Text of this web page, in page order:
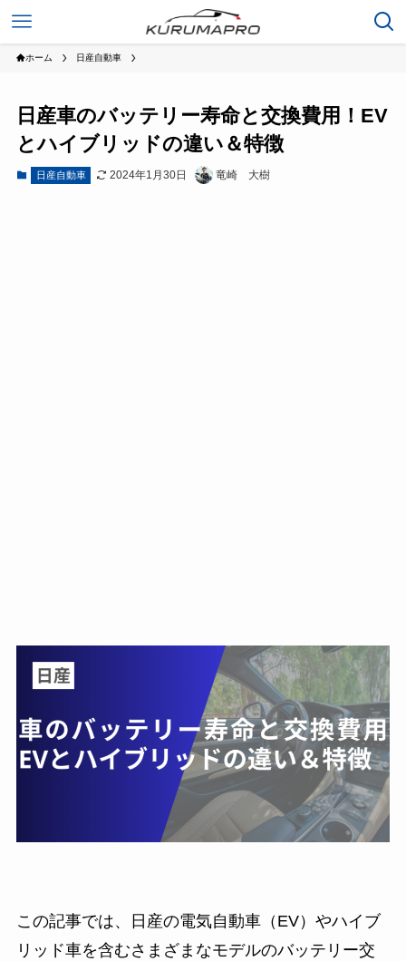
ホーム 日産自動車
日産車のバッテリー寿命と交換費用！EV
とハイブリッドの違い＆特徴
日産自動車 2024年1月30日 竜崎 大樹
この記事では、日産の電気自動車（EV）やハイブ
リッド車を含むさまざまなモデルのバッテリー交